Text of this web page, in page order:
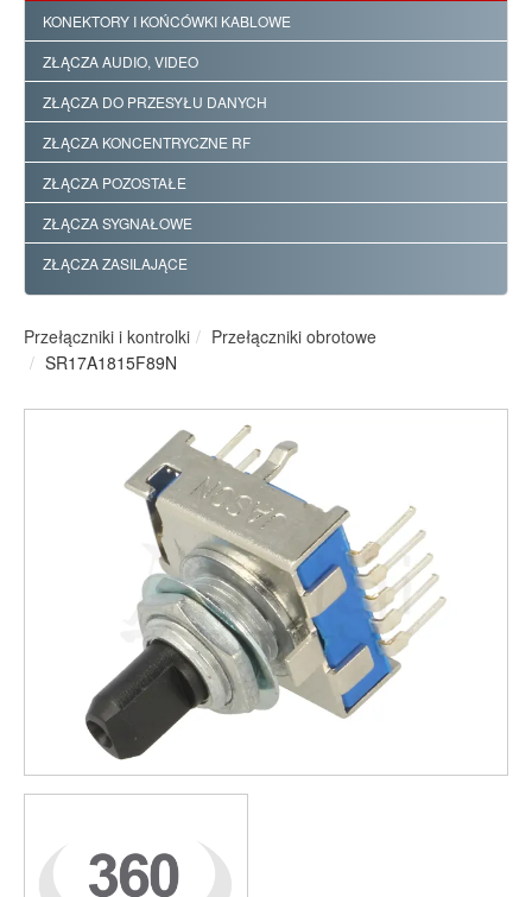
KONEKTORY I KOŃCÓWKI KABLOWE
ZŁĄCZA AUDIO, VIDEO
ZŁĄCZA DO PRZESYŁU DANYCH
ZŁĄCZA KONCENTRYCZNE RF
ZŁĄCZA POZOSTAŁE
ZŁĄCZA SYGNAŁOWE
ZŁĄCZA ZASILAJĄCE
Przełączniki i kontrolki
Przełączniki obrotowe
SR17A1815F89N